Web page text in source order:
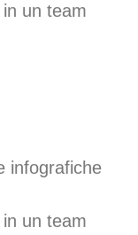
un team
infografiche
un team